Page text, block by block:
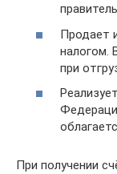
Продает
налогом.
при
При получении